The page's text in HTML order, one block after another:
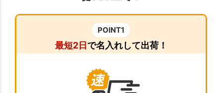
POINT1
最短2日で名入れして出荷！